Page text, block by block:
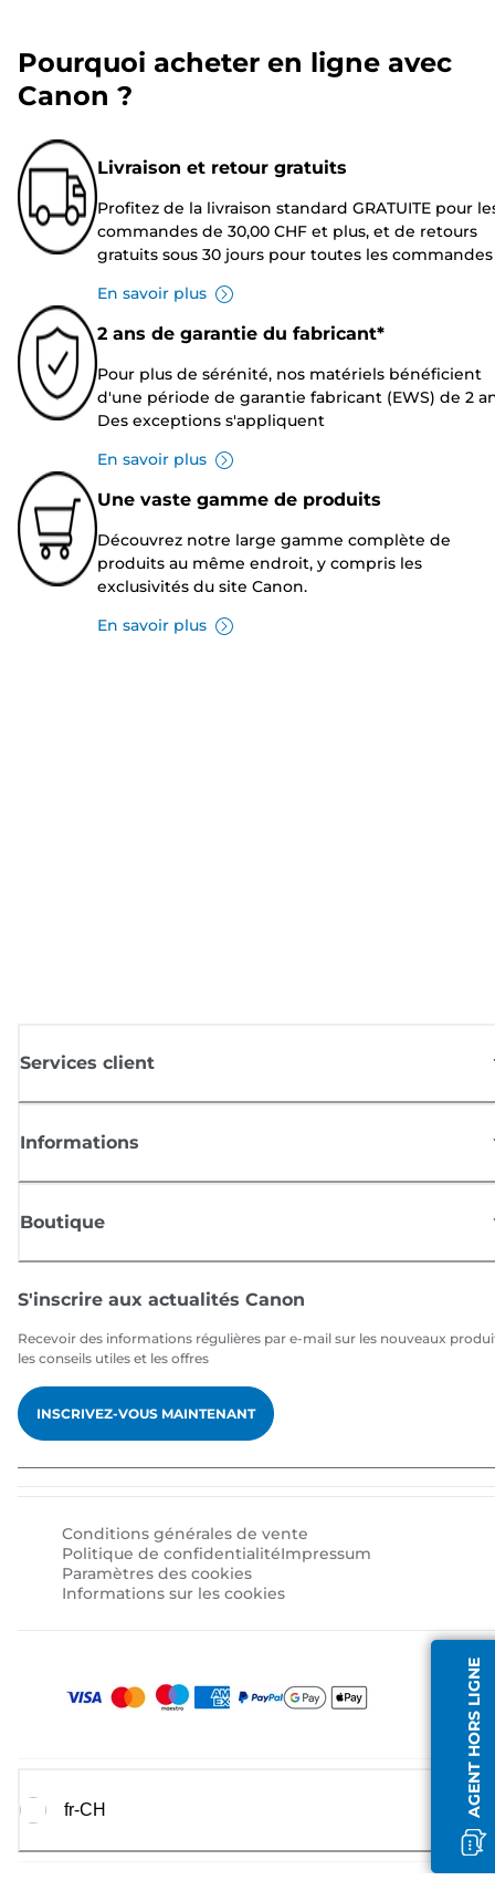
Pourquoi acheter en ligne avec
Canon ?
Livraison et retour gratuits
Profitez de la livraison standard GRATUITE pour
commandes de 30,00 CHF et plus, et de retours
gratuits sous 30 jours pour toutes les commandes
En savoir plus
2 ans de garantie du fabricant*
Pour plus de sérénité, nos matériels bénéficient
d'une période de garantie fabricant (EWS) de 2
Des exceptions s'appliquent
En savoir plus
Une vaste gamme de produits
Découvrez notre large gamme complète de
produits au même endroit, y compris les
exclusivités du site Canon.
En savoir plus
AGENT HORS LIGNE
Services client
Informations
Boutique
S'inscrire aux actualités Canon
Recevoir des informations régulières par e-mail sur les nouveaux
les conseils utiles et les offres
INSCRIVEZ-VOUS MAINTENANT
Conditions générales de vente
Politique de confidentialitéImpressum
Paramètres des cookies
Informations sur les cookies
fr-CH